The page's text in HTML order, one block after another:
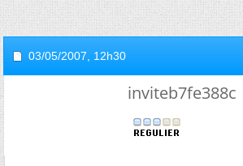
03/05/2007, 12h30
inviteb7fe388c